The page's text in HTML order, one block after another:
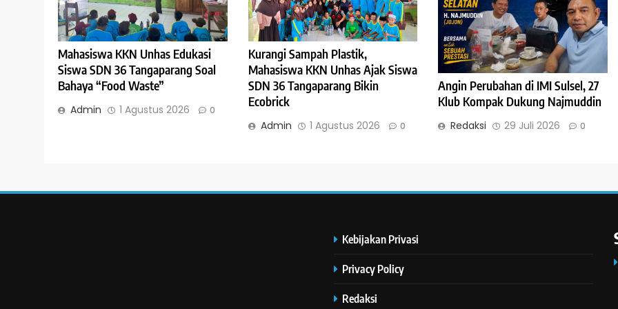
Mahasiswa KKN Unhas Edukasi
Siswa SDN 36 Tangaparang Soal
Bahaya “Food Waste”
Admin 1 Agustus 2026 0
Kurangi Sampah Plastik,
Mahasiswa KKN Unhas Ajak Siswa
SDN 36 Tangaparang Bikin
Ecobrick
Admin 1 Agustus 2026 0
Angin Perubahan di IMI Sulsel, 27
Klub Kompak Dukung Najmuddin
Redaksi 29 Juli 2026 0
Kebijakan Privasi
Privacy Policy
Redaksi